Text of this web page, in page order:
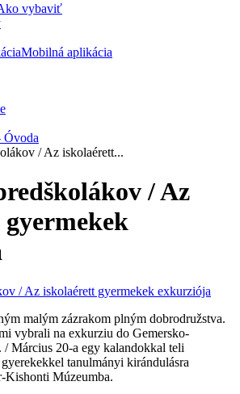
vybaviť
Mobilná aplikácia
Óvoda
/ Az iskolaérett...
/ Az
malým zázrakom plným dobrodružstva.
vybrali na exkurziu do Gemersko-
/ Március 20-a egy kalandokkal teli
tanulmányi kirándulásra
Kishonti Múzeumba.